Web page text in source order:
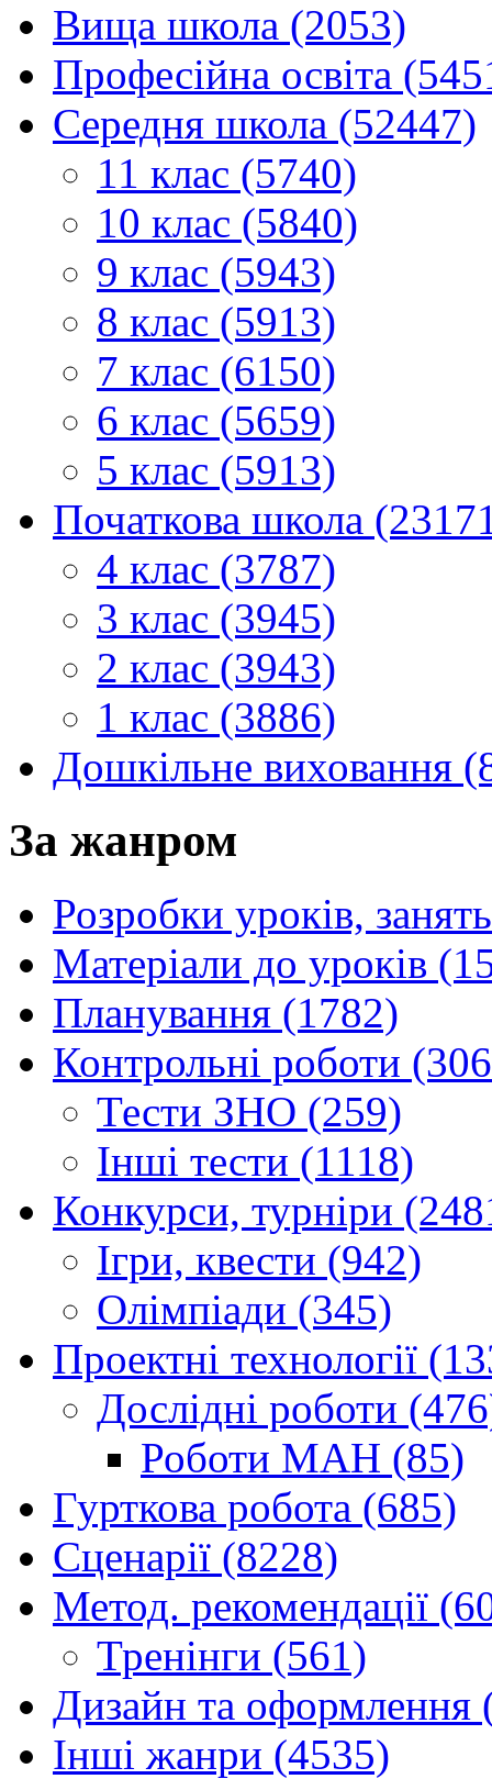
Вища школа (2053)
Професійна освіта
Середня школа (52447)
11 клас (5740)
10 клас (5840)
9 клас (5943)
8 клас (5913)
7 клас (6150)
6 клас (5659)
5 клас (5913)
Початкова школа
4 клас (3787)
3 клас (3945)
2 клас (3943)
1 клас (3886)
Дошкільне виховання
За жанром
Розробки уроків,
Матеріали до уроків
Планування (1782)
Контрольні роботи
Тести ЗНО (259)
Інші тести (1118)
Конкурси, турніри
Ігри, квести (942)
Олімпіади (345)
Проектні технології
Дослідні роботи
Роботи МАН (85)
Гурткова робота (685)
Сценарії (8228)
Метод. рекомендації
Тренінги (561)
Дизайн та оформлення
Інші жанри (4535)